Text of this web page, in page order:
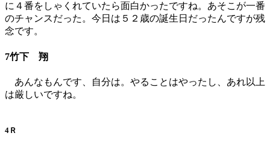
に４番をしゃくれていたら面白かったですね。あそこが一番
のチャンスだった。今日は５２歳の誕生日だったんですが残
念です。
7竹下 翔
あんなもんです、自分は。やることはやったし、あれ以上
は厳しいですね。
4Ｒ